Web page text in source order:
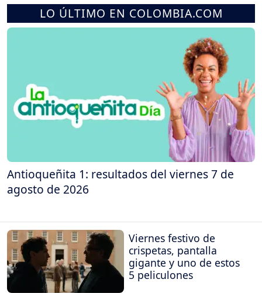
LO ÚLTIMO EN COLOMBIA.COM
Antioqueñita 1: resultados del viernes 7 de
agosto de 2026
Viernes festivo de
crispetas, pantalla
gigante y uno de estos
5 peliculones